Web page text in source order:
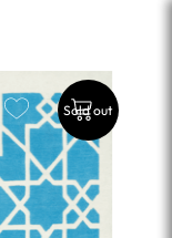
Sold out